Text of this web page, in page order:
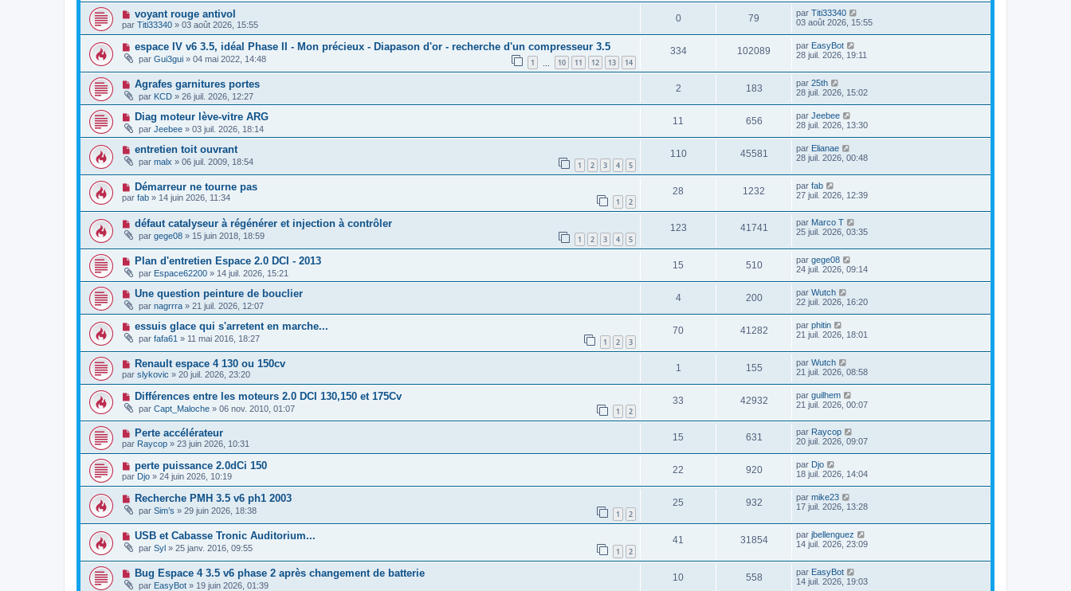
voyant rouge antivol
par Titi33340 » 03 août 2026, 15:55
0 79 par Titi33340
03 août 2026, 15:55
espace IV v6 3.5, idéal Phase II - Mon précieux - Diapason d'or - recherche d'un compresseur 3.5
par Gui3gui » 04 mai 2022, 14:48 1 10 11 12 13 14
334 102089 par EasyBot
28 juil. 2026, 19:11
Agrafes garnitures portes
par KCD » 26 juil. 2026, 12:27
2 183 par 25th
28 juil. 2026, 15:02
Diag moteur lève-vitre ARG
par Jeebee » 03 juil. 2026, 18:14
11 656 par Jeebee
28 juil. 2026, 13:30
entretien toit ouvrant
par malx » 06 juil. 2009, 18:54 1 2 3 4 5
110 45581 par Elianae
28 juil. 2026, 00:48
Démarreur ne tourne pas
par fab » 14 juin 2026, 11:34 1 2
28 1232 par fab
27 juil. 2026, 12:39
défaut catalyseur à régénérer et injection à contrôler
par gege08 » 15 juin 2018, 18:59 1 2 3 4 5
123 41741 par Marco T
25 juil. 2026, 03:35
Plan d'entretien Espace 2.0 DCI - 2013
par Espace62200 » 14 juil. 2026, 15:21
15 510 par gege08
24 juil. 2026, 09:14
Une question peinture de bouclier
par nagrrra » 21 juil. 2026, 12:07
4 200 par Wutch
22 juil. 2026, 16:20
essuis glace qui s'arretent en marche...
par fafa61 » 11 mai 2016, 18:27 1 2 3
70 41282 par phitin
21 juil. 2026, 18:01
Renault espace 4 130 ou 150cv
par slykovic » 20 juil. 2026, 23:20
1 155 par Wutch
21 juil. 2026, 08:58
Différences entre les moteurs 2.0 DCI 130,150 et 175Cv
par Capt_Maloche » 06 nov. 2010, 01:07 1 2
33 42932 par guilhem
21 juil. 2026, 00:07
Perte accélérateur
par Raycop » 23 juin 2026, 10:31
15 631 par Raycop
20 juil. 2026, 09:07
perte puissance 2.0dCi 150
par Djo » 24 juin 2026, 10:19
22 920 par Djo
18 juil. 2026, 14:04
Recherche PMH 3.5 v6 ph1 2003
par Sim’s » 29 juin 2026, 18:38 1 2
25 932 par mike23
17 juil. 2026, 13:28
USB et Cabasse Tronic Auditorium...
par Syl » 25 janv. 2016, 09:55 1 2
41 31854 par jbellenguez
14 juil. 2026, 23:09
Bug Espace 4 3.5 v6 phase 2 après changement de batterie
par EasyBot » 19 juin 2026, 01:39
10 558 par EasyBot
14 juil. 2026, 19:03